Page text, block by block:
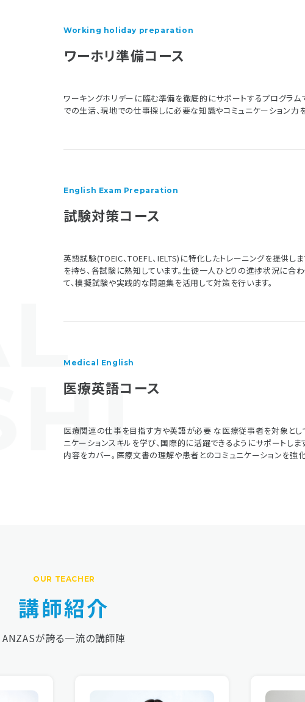
Working holiday preparation
ワーホリ準備コース
ワーキングホリデーに臨む準備を徹底的にサポートするプログラム
での生活、現地での仕事探しに必要な知識やコミュニケーション力
English Exam Preparation
試験対策コース
英語試験(TOEIC、TOEFL、IELTS)に特化したトレーニングを提供し
を持ち、各試験に熟知しています。生徒一人ひとりの進捗状況に合
て、模擬試験や実践的な問題集を活用して対策を行います。
Medical English
医療英語コース
医療関連の仕事を目指す方や英語が必要 な医療従事者を対象とし
ニケーションスキルを学び、国際的に活躍できるようにサポートし
内容をカバー。医療文書の理解や患者とのコミュニケーションを強化
OUR TEACHER
講師紹介
ANZASが誇る一流の講師陣